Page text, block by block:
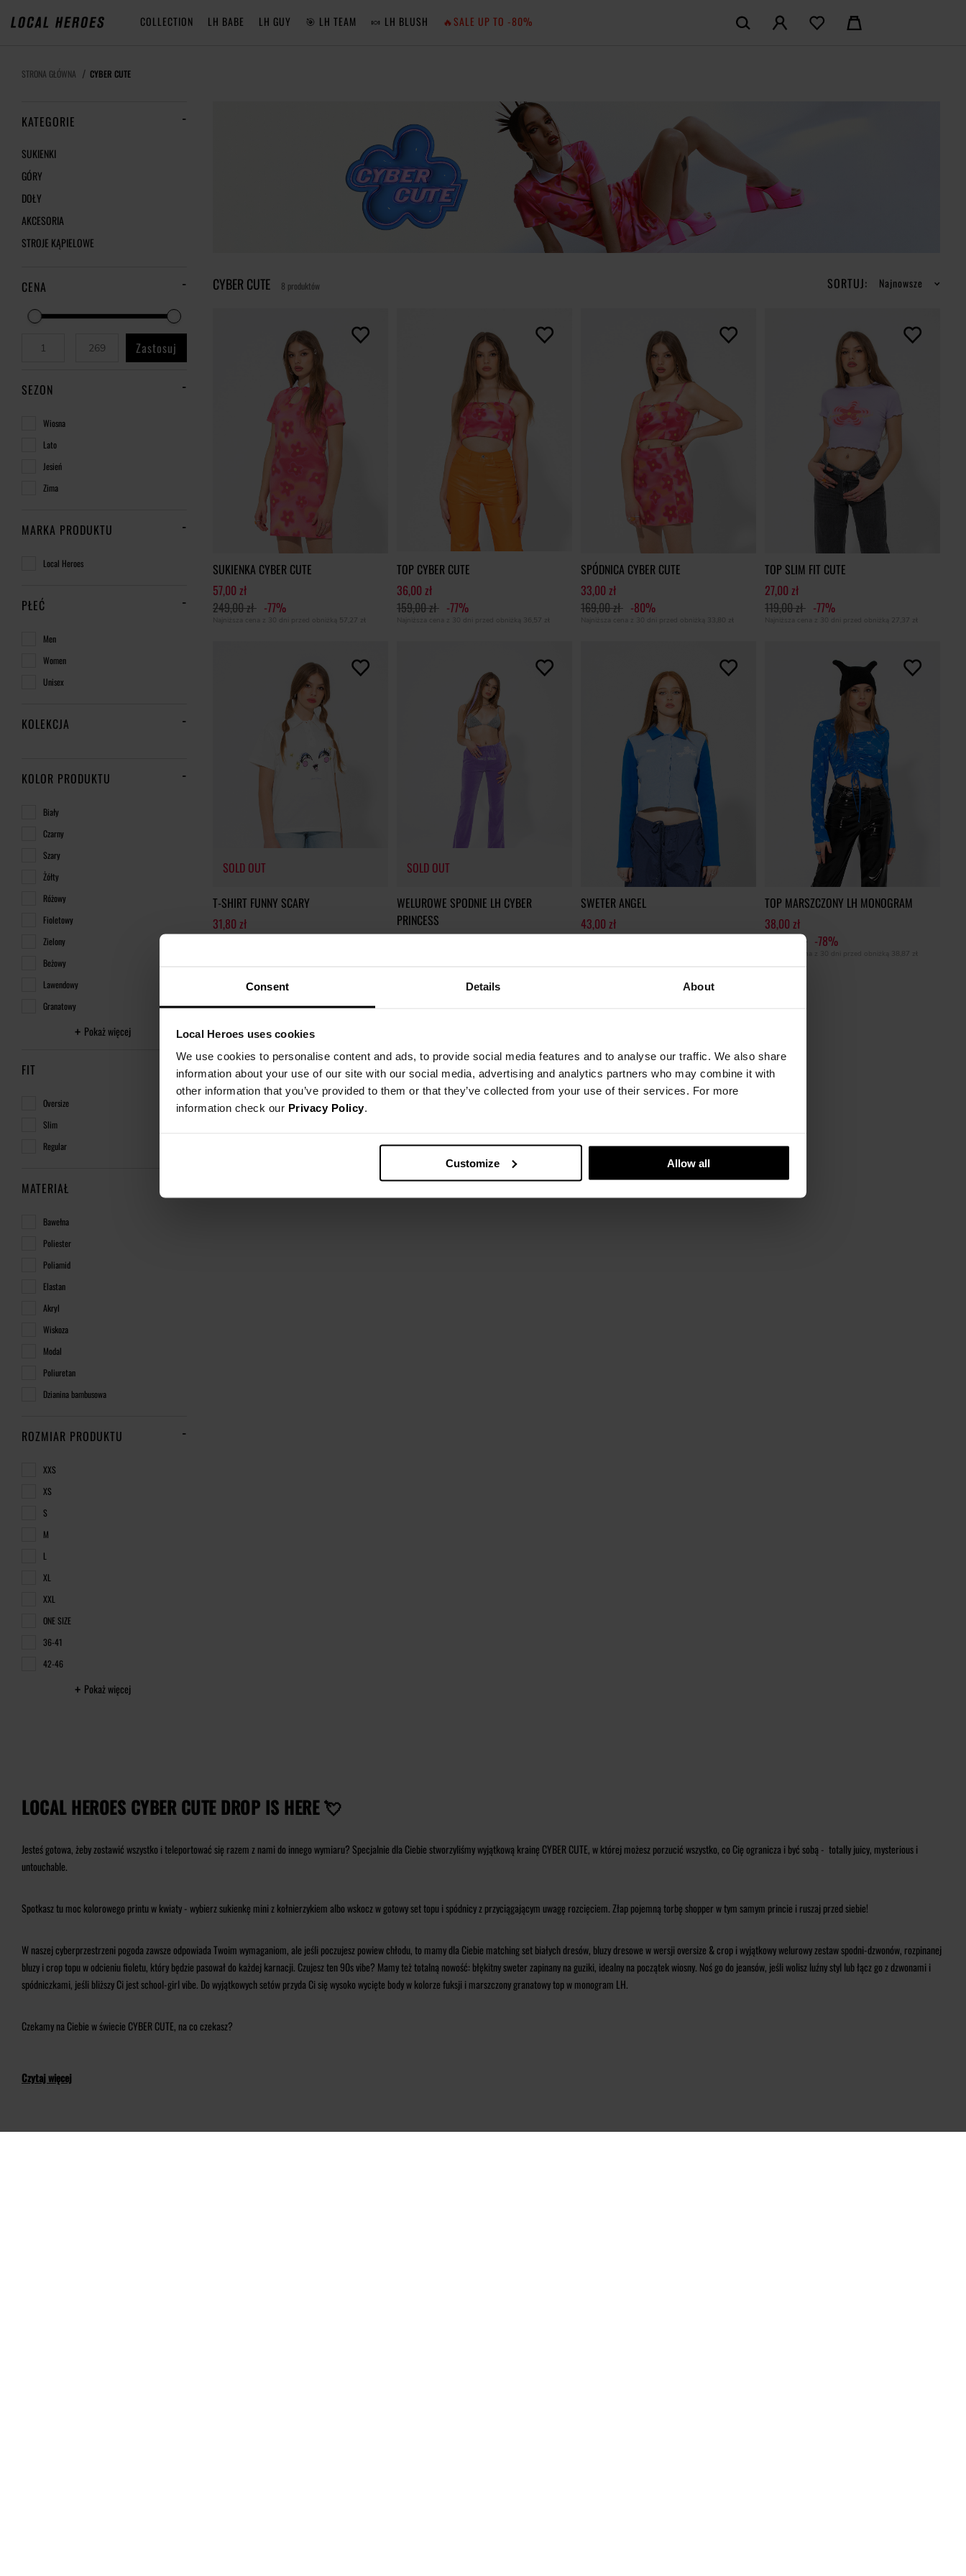
Consent Details About
Local Heroes uses cookies
We use cookies to personalise content and ads, to provide social media features and to analyse our traffic. We also share
information about your use of our site with our social media, advertising and analytics partners who may combine it with
other information that you’ve provided to them or that they’ve collected from your use of their services. For more
information check our Privacy Policy.
Customize Allow all
COLLECTION LH BABE LH GUY 🎯 LH TEAM 🍬 LH BLUSH 🔥SALE UP TO -80%
NIE MAM KONTA
ZAŁÓŻ KONTO
STRONA GŁÓWNA CYBER CUTE
KATEGORIE
SUKIENKI
GÓRY
DOŁY
AKCESORIA
STROJE KĄPIELOWE
CENA
Zastosuj
SEZON
Wiosna
Lato
Jesień
Zima
MARKA PRODUKTU
Local Heroes
PŁEĆ
Men
Women
Unisex
KOLEKCJA
KOLOR PRODUKTU
Biały
Czarny
Szary
Żółty
Różowy
Fioletowy
Zielony
Beżowy
Lawendowy
Granatowy
Pokaż więcej
FIT
Oversize
Slim
Regular
MATERIAŁ
Bawełna
Poliester
Poliamid
Elastan
Akryl
Wiskoza
Modal
Poliuretan
Dzianina bambusowa
ROZMIAR PRODUKTU
XXS
XS
S
M
L
XL
XXL
ONE SIZE
36-41
42-46
Pokaż więcej
CYBER CUTE 8 produktów SORTUJ: Najnowsze
SUKIENKA CYBER CUTE
57,00 zł
249,00 zł -77%
Najniższa cena z 30 dni przed obniżką 57,27 zł
TOP CYBER CUTE
36,00 zł
159,00 zł -77%
Najniższa cena z 30 dni przed obniżką 36,57 zł
SPÓDNICA CYBER CUTE
33,00 zł
169,00 zł -80%
Najniższa cena z 30 dni przed obniżką 33,80 zł
TOP SLIM FIT CUTE
27,00 zł
119,00 zł -77%
Najniższa cena z 30 dni przed obniżką 27,37 zł
SOLD OUT
T-SHIRT FUNNY SCARY
31,80 zł
SOLD OUT
WELUROWE SPODNIE LH CYBER
PRINCESS
SWETER ANGEL
43,00 zł
TOP MARSZCZONY LH MONOGRAM
38,00 zł
169,00 zł -78%
Najniższa cena z 30 dni przed obniżką 38,87 zł
LOCAL HEROES CYBER CUTE DROP IS HERE 💘
Jesteś gotowa, żeby zostawić wszystko i teleportować się razem z nami do innego wymiaru? Specjalnie dla Ciebie stworzyliśmy wyjątkową krainę CYBER CUTE, w której możesz porzucić wszystko, co Cię ogranicza i być sobą - totally juicy, mysterious i
untouchable.
Spotkasz tu moc kolorowego printu w kwiaty - wybierz sukienkę mini z kołnierzykiem albo wskocz w gotowy set topu i spódnicy z przyciągającym uwagę rozcięciem. Złap pojemną torbę shopper w tym samym princie i ruszaj przed siebie!
W naszej cyberprzestrzeni pogoda zawsze odpowiada Twoim wymaganiom, ale jeśli poczujesz powiew chłodu, to mamy dla Ciebie matching set białych dresów, bluzy dresowe w wersji oversize & crop i wyjątkowy welurowy zestaw spodni-dzwonów, rozpinanej
bluzy i crop topu w odcieniu fioletu, który będzie pasował do każdej karnacji. Czujesz ten 90s vibe? Mamy też totalną nowość: błękitny sweter zapinany na guziki, idealny na początek wiosny. Noś go do jeansów, jeśli wolisz luźny styl lub łącz go z dzwonami i
spódniczkami, jeśli bliższy Ci jest school-girl vibe. Do wyjątkowych setów przyda Ci się wysoko wycięte body w kolorze fuksji i marszczony granatowy top w monogram LH.
Czekamy na Ciebie w świecie CYBER CUTE, na co czekasz?
Czytaj więcej